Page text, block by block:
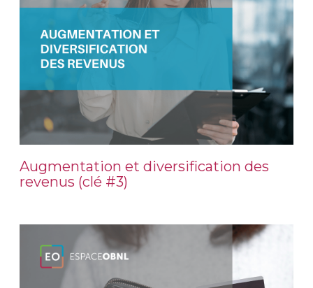
Augmentation et diversification des
revenus (clé #3)